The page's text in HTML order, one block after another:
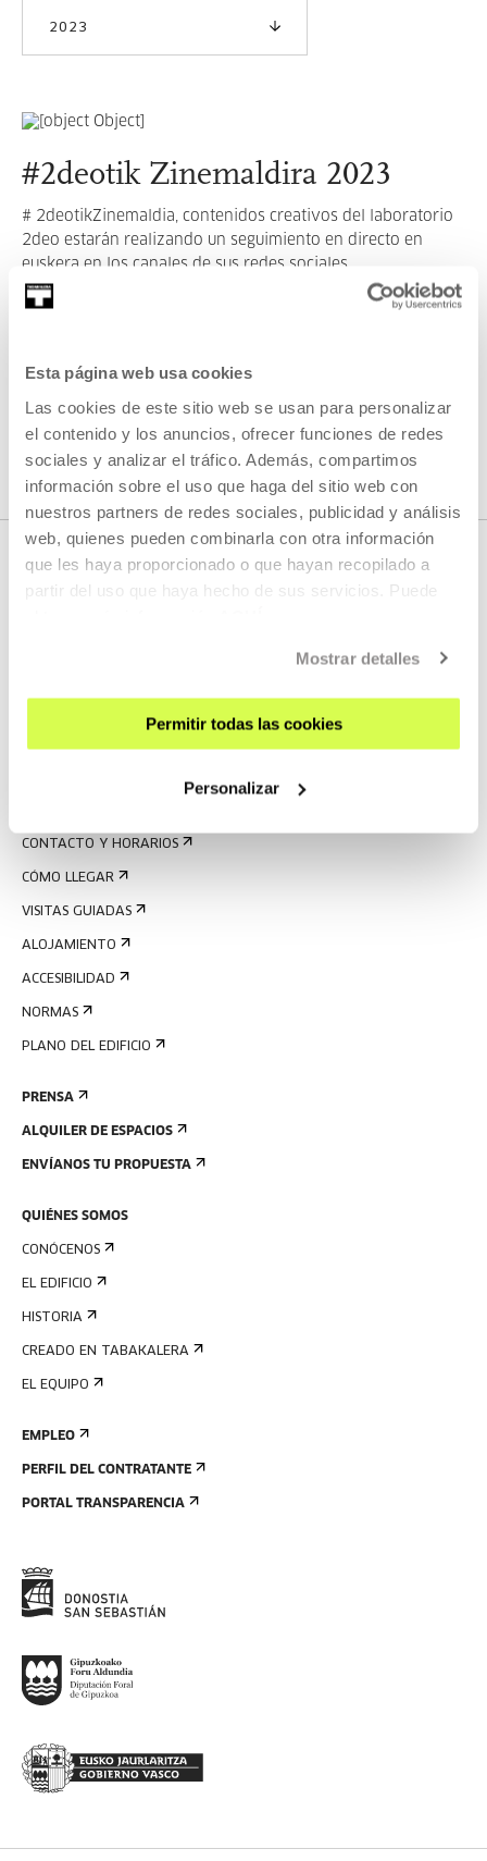
Esta página web usa cookies
Las cookies de este sitio web se usan para personalizar
el contenido y los anuncios, ofrecer funciones de redes
sociales y analizar el tráfico. Además, compartimos
información sobre el uso que haga del sitio web con
nuestros partners de redes sociales, publicidad y análisis
web, quienes pueden combinarla con otra información
que les haya proporcionado o que hayan recopilado a
partir del uso que haya hecho de sus servicios. Puede
Mostrar detalles
Permitir todas las cookies
Personalizar
2023
#2deotik Zinemaldira 2023
# 2deotikZinemaldia, contenidos creativos del laboratorio
2deo estarán realizando un seguimiento en directo en
euskera en los canales de sus redes sociales.
VER TODOS LOS ARTISTAS Y CREADORES/AS
REGÍSTRATE AL BOLETÍN
CONTACTO Y HORARIOS
CÓMO LLEGAR
VISITAS GUIADAS
ALOJAMIENTO
ACCESIBILIDAD
NORMAS
PLANO DEL EDIFICIO
PRENSA
ALQUILER DE ESPACIOS
ENVÍANOS TU PROPUESTA
QUIÉNES SOMOS
CONÓCENOS
EL EDIFICIO
HISTORIA
CREADO EN TABAKALERA
EL EQUIPO
EMPLEO
PERFIL DEL CONTRATANTE
PORTAL TRANSPARENCIA